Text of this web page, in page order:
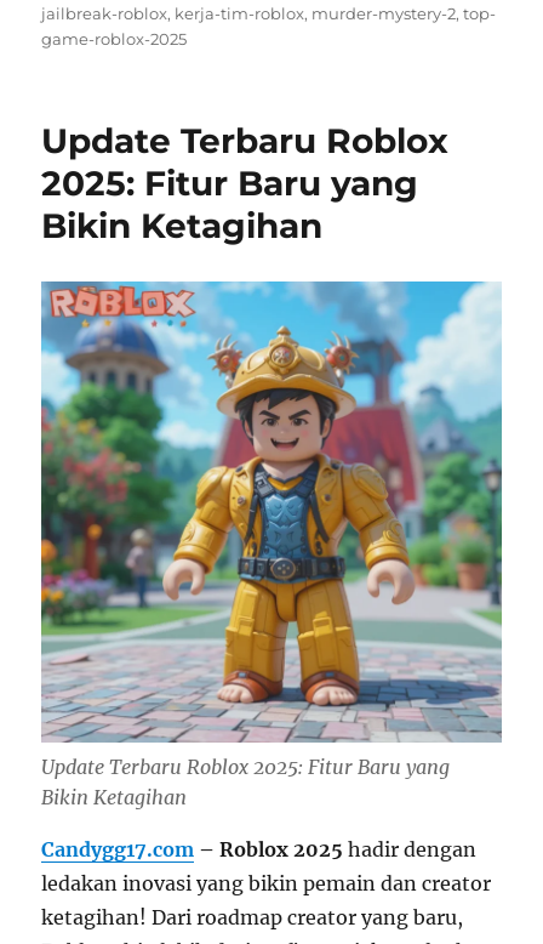
on
jailbreak-roblox, kerja-tim-roblox, murder-mystery-2,top-
game-roblox-2025
Update Terbaru Roblox
2025: Fitur Baru yang
Bikin Ketagihan
Update Terbaru Roblox 2025: Fitur Baru yang
Bikin Ketagihan
Candygg17.com – Roblox 2025 hadir dengan
ledakan inovasi yang bikin pemain dan creator
ketagihan! Dari roadmap creator yang baru,